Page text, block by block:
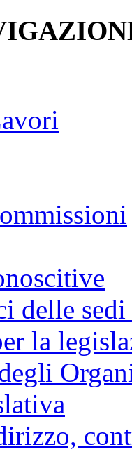
delle
la